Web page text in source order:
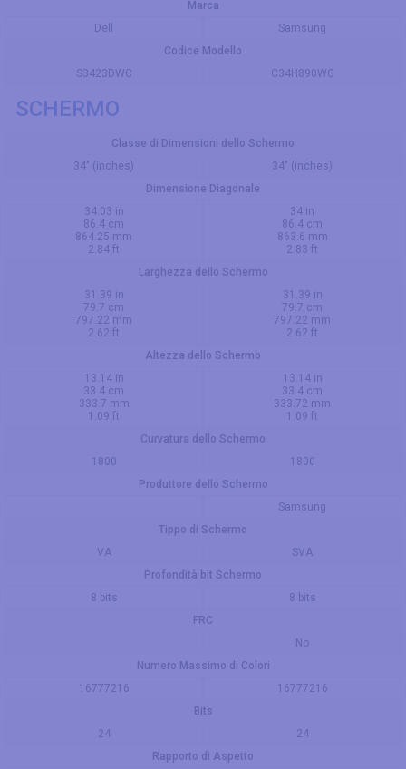
Marca
Dell
Samsung
Codice Modello
S3423DWC
C34H890WG
SCHERMO
Classe di Dimensioni dello Schermo
34" (inches)
34" (inches)
Dimensione Diagonale
34.03 in
86.4 cm
864.25 mm
2.84 ft
34 in
86.4 cm
863.6 mm
2.83 ft
Larghezza dello Schermo
31.39 in
79.7 cm
797.22 mm
2.62 ft
31.39 in
79.7 cm
797.22 mm
2.62 ft
Altezza dello Schermo
13.14 in
33.4 cm
333.7 mm
1.09 ft
13.14 in
33.4 cm
333.72 mm
1.09 ft
Curvatura dello Schermo
1800
1800
Produttore dello Schermo
Samsung
Tippo di Schermo
VA
SVA
Profondità bit Schermo
8 bits
8 bits
FRC
No
Numero Massimo di Colori
16777216
16777216
Bits
24
24
Rapporto di Aspetto